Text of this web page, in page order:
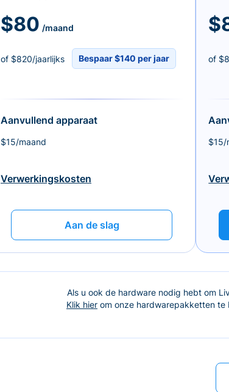
$80 /maand
of $820/jaarlijks Bespaar $140 per jaar
Aanvullend apparaat
$15/maand
Verwerkingskosten
Aan de slag
of
$15/
Als u ook de hardware nodig hebt om
Klik hier om onze hardwarepakketten